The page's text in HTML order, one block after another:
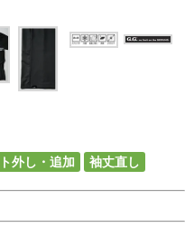
外し・追加 袖丈直し